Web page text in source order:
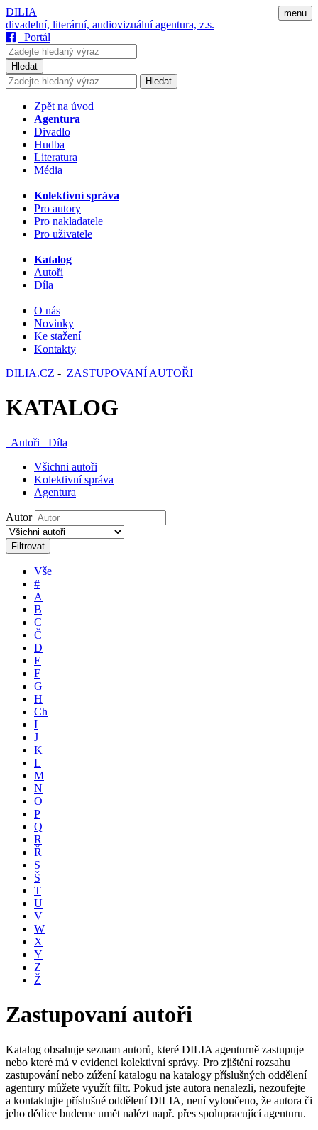
menu
DILIA
divadelní, literární, audiovizuální agentura, z.s.
Portál
Hledat
Hledat
Zpět na úvod
Agentura
Divadlo
Hudba
Literatura
Média
Kolektivní správa
Pro autory
Pro nakladatele
Pro uživatele
Katalog
Autoři
Díla
O nás
Novinky
Ke stažení
Kontakty
DILIA.CZ - ZASTUPOVANÍ AUTOŘI
KATALOG
Autoři
Díla
Všichni autoři
Kolektivní správa
Agentura
Autor
Filtrovat
Vše
#
A
B
C
Č
D
E
F
G
H
Ch
I
J
K
L
M
N
O
P
Q
R
Ř
S
Š
T
U
V
W
X
Y
Z
Ž
Zastupovaní autoři
Katalog obsahuje seznam autorů, které DILIA agenturně zastupuje
nebo které má v evidenci kolektivní správy. Pro zjištění rozsahu
zastupování nebo zúžení katalogu na katalogy příslušných oddělení
agentury můžete využít filtr. Pokud jste autora nenalezli, nezoufejte
a kontaktujte příslušné oddělení DILIA, není vyloučeno, že autora či
jeho dědice budeme umět nalézt např. přes spolupracující agenturu.